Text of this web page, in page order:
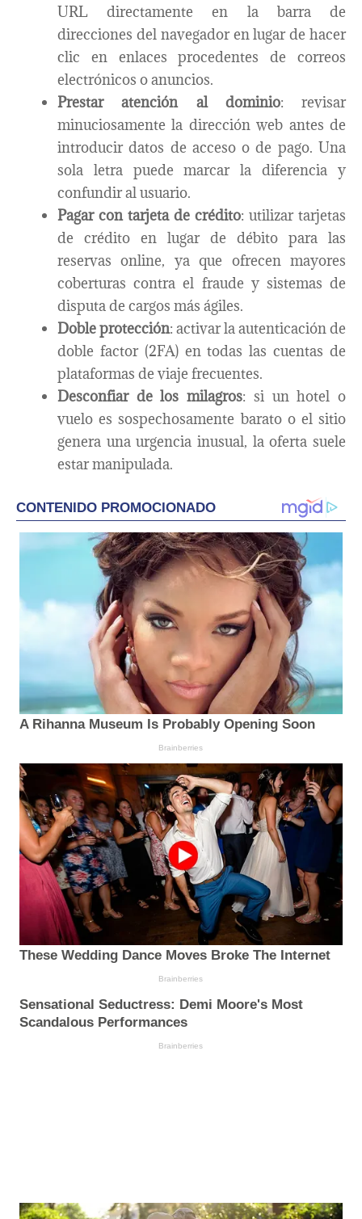
URL directamente en la barra de
direcciones del navegador en lugar de hacer
clic en enlaces procedentes de correos
electrónicos o anuncios.
Prestar atención al dominio: revisar
minuciosamente la dirección web antes de
introducir datos de acceso o de pago. Una
sola letra puede marcar la diferencia y
confundir al usuario.
Pagar con tarjeta de crédito: utilizar tarjetas
de crédito en lugar de débito para las
reservas online, ya que ofrecen mayores
coberturas contra el fraude y sistemas de
disputa de cargos más ágiles.
Doble protección: activar la autenticación de
doble factor (2FA) en todas las cuentas de
plataformas de viaje frecuentes.
Desconfiar de los milagros: si un hotel o
vuelo es sospechosamente barato o el sitio
genera una urgencia inusual, la oferta suele
estar manipulada.